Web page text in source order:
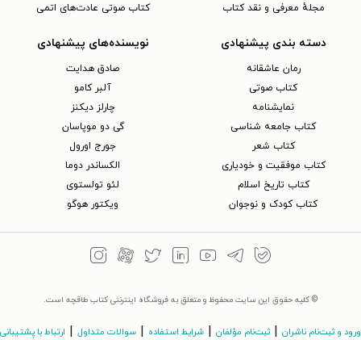
مجلهٔ معرفی و نقد کتاب
کتاب صوتی عادت‌های اتمی
دسته بندی پیشنهادی
رمان عاشقانه
کتاب‌ صوتی
نمایشنامه
کتاب جامعه شناسی
کتاب شعر
کتاب موفقیت و خودیاری
کتاب تاریخ اسلام
کتاب کودک و نوجوان
نویسنده‌های پیشنهادی
صادق هدایت
آلبر کامو
چارلز دیکنز
گی دو موپاسان
جورج اورول
الکساندر دوما
لئو تولستوی
ویکتور هوگو
© کلیه حقوق این سایت محفوظ و متعلق به فروشگاه اینترنتی کتاب طاقچه است.
ورود و ثبت‌نام ناشران ثبت‌نام مؤلفان شرایط استفاده سوالات متداول ارتباط با پشتیبانی